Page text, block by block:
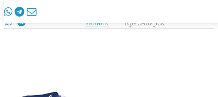
info@artmillenium.ru
звонок
Красноярск